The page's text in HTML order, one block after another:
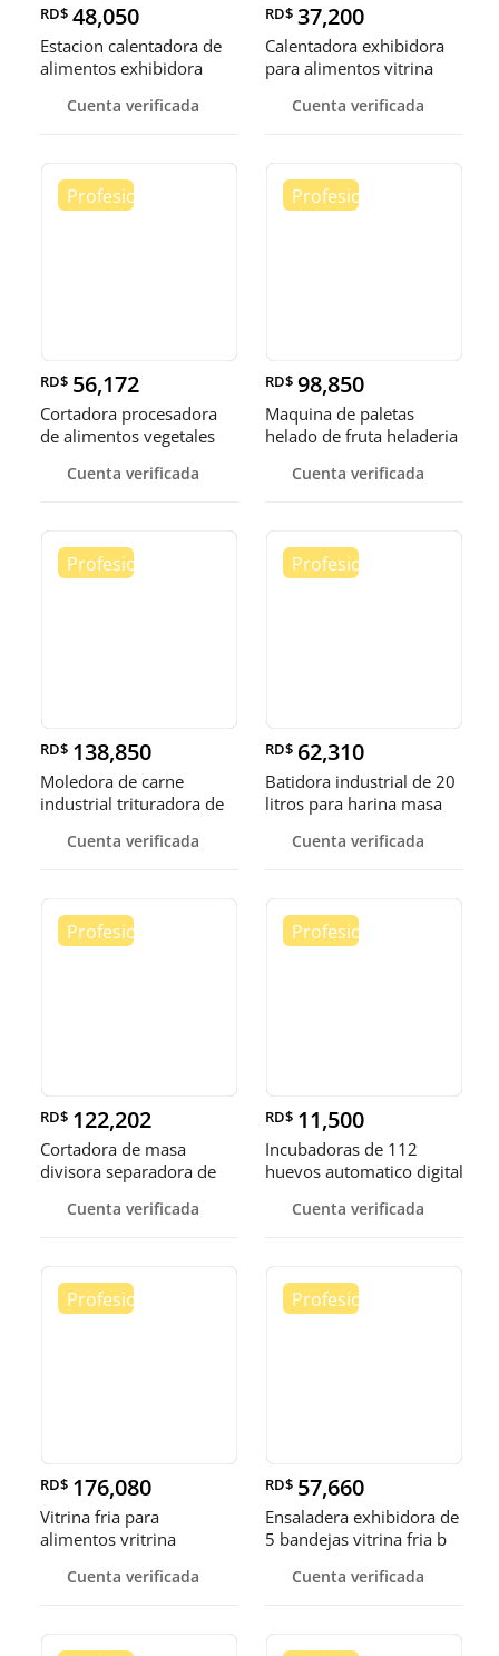
RD$ 48,050
Estacion calentadora de
alimentos exhibidora
Cuenta verificada
RD$ 37,200
Calentadora exhibidora
para alimentos vitrina
Cuenta verificada
RD$ 56,172
Cortadora procesadora
de alimentos vegetales
Cuenta verificada
RD$ 98,850
Maquina de paletas
helado de fruta heladeria
Cuenta verificada
RD$ 138,850
Moledora de carne
industrial trituradora de
Cuenta verificada
RD$ 62,310
Batidora industrial de 20
litros para harina masa
Cuenta verificada
RD$ 122,202
Cortadora de masa
divisora separadora de
Cuenta verificada
RD$ 11,500
Incubadoras de 112
huevos automatico digital
Cuenta verificada
RD$ 176,080
Vitrina fria para
alimentos vritrina
Cuenta verificada
RD$ 57,660
Ensaladera exhibidora de
5 bandejas vitrina fria b
Cuenta verificada